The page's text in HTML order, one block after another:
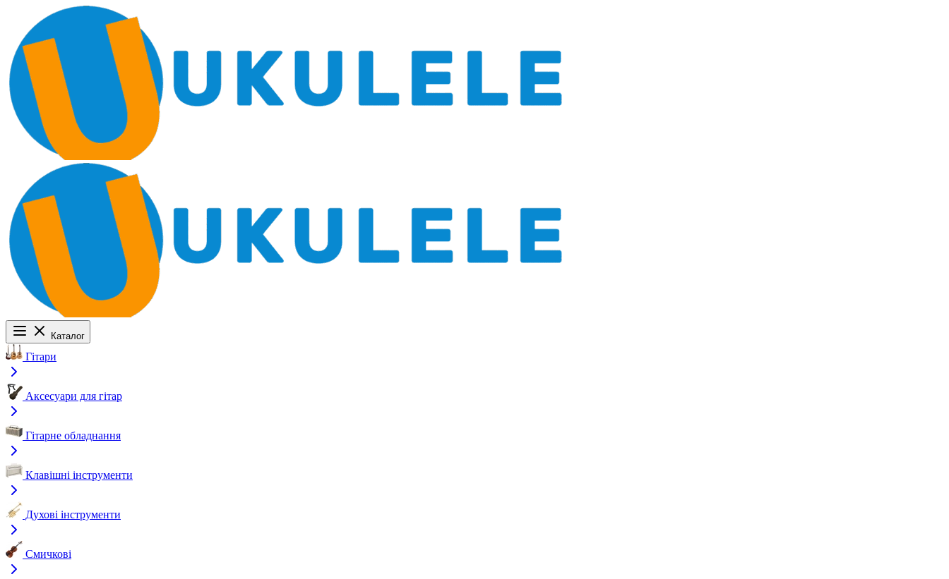
Каталог
Гітари
Аксесуари для гітар
Гітарне обладнання
Клавішні інструменти
Духові інструменти
Смичкові